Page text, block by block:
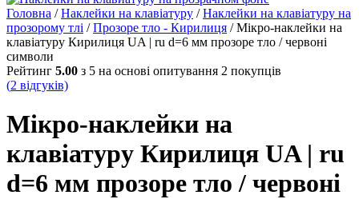
Головна /Наклейки на клавіатуру /Наклейки на клавіатуру на
прозорому тлі /Прозоре тло - Кирилиця / Мікро-наклейки на
клавіатуру Кирилиця UA | ru d=6 мм прозоре тло / червоні
символи
Рейтинг 5.00 з 5 на основі опитування 2 покупців
(2 відгуків)
Мікро-наклейки на
клавіатуру Кирилиця UA | ru
d=6 мм прозоре тло / червоні